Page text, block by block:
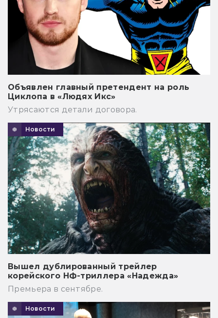
Объявлен главный претендент на роль
Циклопа в «Людях Икс»
Утрясаются детали договора.
Новости
Вышел дублированный трейлер
корейского НФ-триллера «Надежда»
Премьера в сентябре.
Новости